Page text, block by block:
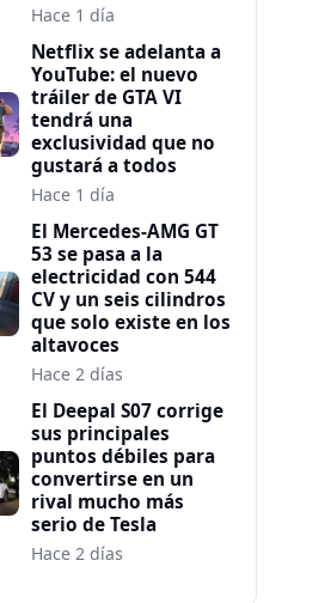
Hace 1 día
Netflix se adelanta a
YouTube: el nuevo
tráiler de GTA VI
tendrá una
exclusividad que no
gustará a todos
Hace 1 día
El Mercedes-AMG GT
53 se pasa a la
electricidad con 544
CV y un seis cilindros
que solo existe en los
altavoces
Hace 2 días
El Deepal S07 corrige
sus principales
puntos débiles para
convertirse en un
rival mucho más
serio de Tesla
Hace 2 días